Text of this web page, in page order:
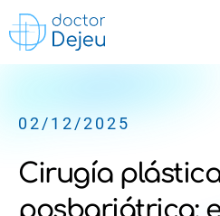
02/12/2025
Cirugía plástica
posbariátrica: